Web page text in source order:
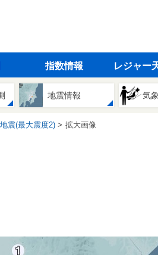
指数情報 レジャー
地震情報 気
震(最大震度2) 拡大画像